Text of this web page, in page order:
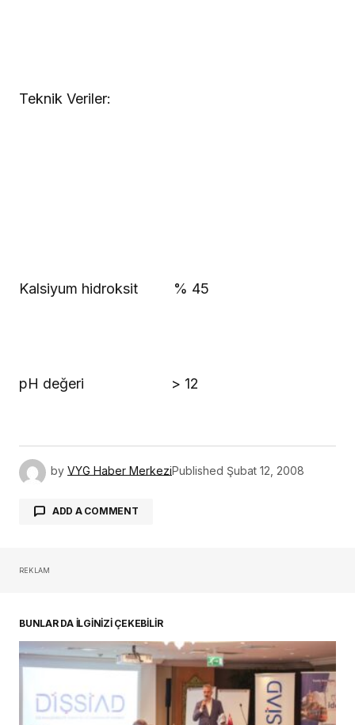
Teknik Veriler:
Kalsiyum hidroksit % 45
pH değeri > 12
by VYG Haber MerkeziPublished Şubat 12, 2008
ADD A COMMENT
REKLAM
BUNLAR DA İLGİNİZİ ÇEKEBİLİR